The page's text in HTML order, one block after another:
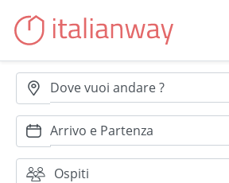
Dove vuoi andare ?
Ospiti